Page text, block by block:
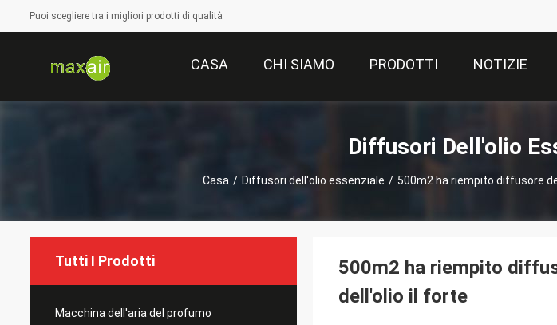
Puoi scegliere tra i migliori prodotti di qualità
CASA CHI SIAMO PRODOTTI NOTIZIE
Diffusori Dell'olio
Casa / Diffusori dell'olio essenziale / 500m2 ha riempito diffusore
Tutti I Prodotti
Macchina dell'aria del profumo
500m2 ha riempito
dell'olio il forte